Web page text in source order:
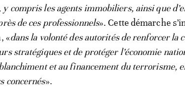
y compris les agents immobiliers, ainsi que
de ces professionnels». Cette démarche
«dans la volonté des autorités de renforcer la
stratégiques et de protéger l’économie
et au financement du terrorisme,
concernés».